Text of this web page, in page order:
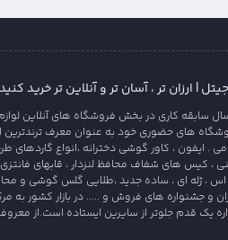
| ارزان تر ، آسان تر و آنلاین تر خرید
سابقه کاری در بخش فروشگاه های آنلاین لوازم
های حضوری خود به عنوان معرف
، کاور گوشی دخترانه ،انواع گاردهای
، کیس های شفاف محافظ لنزدار ، قابهای
، ژله ای ، ساده جدید ،طلایی گلس گوشی و
و جشنواره های فروش و ..... در بازار کشور
یک قدم جلوتر از سایرین ایستاده است.از